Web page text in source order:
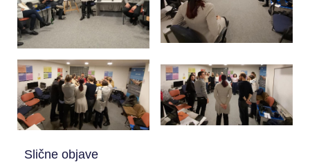
Slične objave